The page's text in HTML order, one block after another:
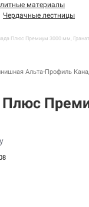
материалы
Чердачные лестницы
Плюс Премиум 3000 мм,
Альта-Профиль